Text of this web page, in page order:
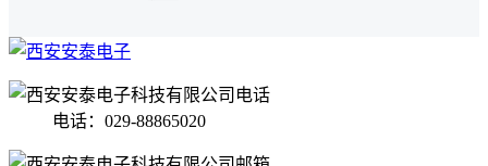
电话：029-88865020